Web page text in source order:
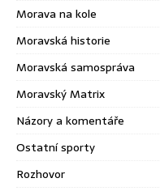
Morava na kole
Moravská historie
Moravská samospráva
Moravský Matrix
Názory a komentáře
Ostatní sporty
Rozhovor